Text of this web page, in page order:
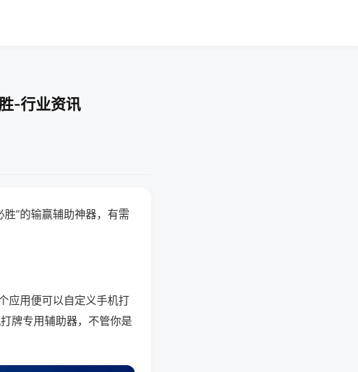
-行业资讯
”的输赢辅助神器，有需
应用便可以自定义手机打
牌专用辅助器，不管你是